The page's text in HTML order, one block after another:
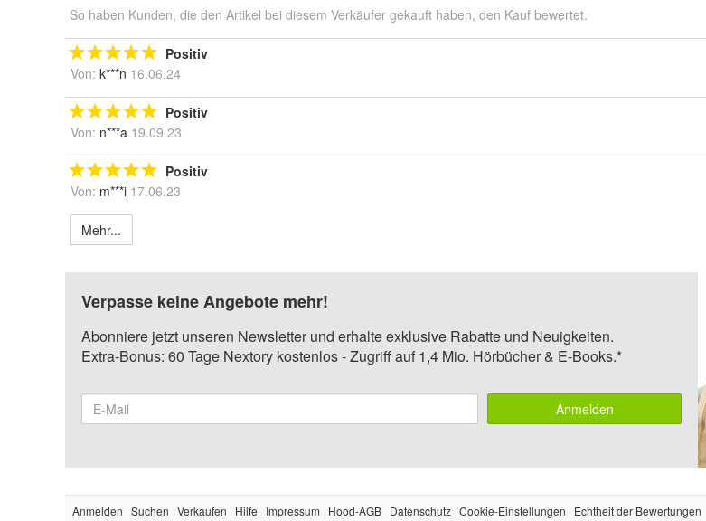
So haben Kunden, die den Artikel bei diesem Verkäufer gekauft haben, den Kauf bewertet.
Positiv
Von: k***n 16.06.24
Positiv
Von: n***a 19.09.23
Positiv
Von: m***i 17.06.23
Mehr...
Verpasse keine Angebote mehr!
Abonniere jetzt unseren Newsletter und erhalte exklusive Rabatte und Neuigkeiten.
Extra-Bonus: 60 Tage Nextory kostenlos - Zugriff auf 1,4 Mio. Hörbücher & E-Books.*
Anmelden
Anmelden Suchen Verkaufen Hilfe Impressum Hood-AGB Datenschutz Cookie-Einstellungen Echtheit der Bewertungen